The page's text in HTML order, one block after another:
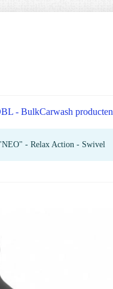
- BulkCarwash producten
- Relax Action - Swivel